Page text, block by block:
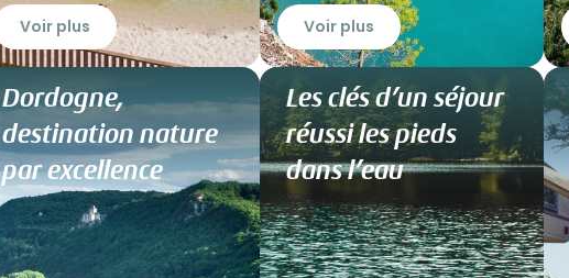
Voir plus Voir plus
Dordogne,
destination nature
par excellence
Les clés d’un séjour
réussi les pieds
dans l’eau